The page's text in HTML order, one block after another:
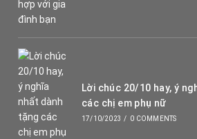
Lời chúc 20/10 hay, ý
các chị em phụ nữ
17/10/2023 / 0 COMMENTS